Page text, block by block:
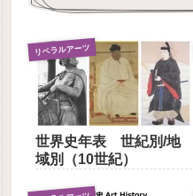
リベラルアーツ
世界史年表 世紀別/地
域別（10世紀）